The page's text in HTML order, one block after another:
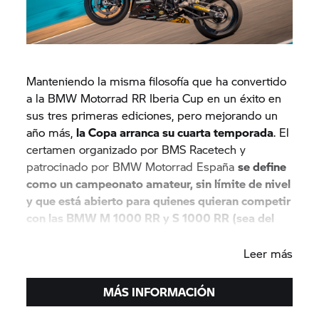
Manteniendo la misma filosofía que ha convertido
a la BMW Motorrad RR Iberia Cup en un éxito en
sus tres primeras ediciones, pero mejorando un
año más,la Copa arranca su cuarta temporada. El
certamen organizado por BMS Racetech y
patrocinado por BMW Motorrad Españase define
como un campeonato amateur, sin límite de nivel
y que está abierto para quienes quieran competir
con las BMW M 1000 RR y S 1000 RR (sea del
Leer más
MÁS INFORMACIÓN